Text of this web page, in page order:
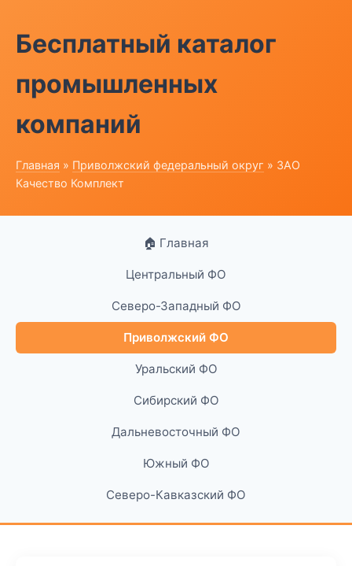
Бесплатный каталог
промышленных
компаний
Главная » Приволжский федеральный округ » ЗАО
Качество Комплект
🏠 Главная
Центральный ФО
Северо-Западный ФО
Приволжский ФО
Уральский ФО
Сибирский ФО
Дальневосточный ФО
Южный ФО
Северо-Кавказский ФО